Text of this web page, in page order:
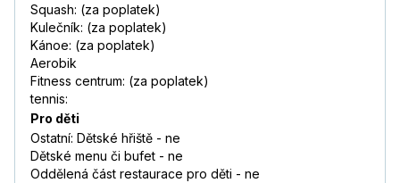
Squash: (za poplatek)
Kulečník: (za poplatek)
Kánoe: (za poplatek)
Aerobik
Fitness centrum: (za poplatek)
tennis:
Pro děti
Ostatní: Dětské hřiště - ne
Dětské menu či bufet - ne
Oddělená část restaurace pro děti - ne